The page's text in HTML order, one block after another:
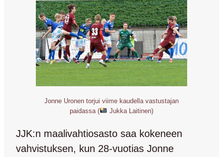
Jonne Uronen torjui viime kaudella vastustajan
paidassa (
Jukka Laitinen)
JJK:n maalivahtiosasto saa kokeneen
vahvistuksen, kun 28-vuotias Jonne